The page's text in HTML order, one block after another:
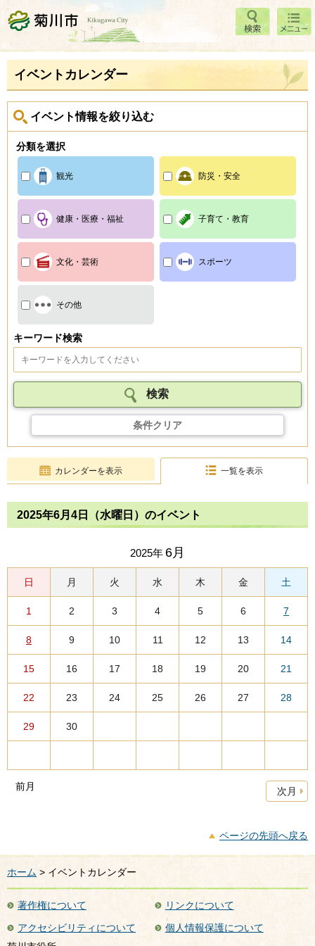
菊川市 検索
メニ
ュー
イベントカレンダー
イベント情報を絞り込む
分類を選択
観光 防災・安全
健康・医療・福祉 子育て・教育
文化・芸術 スポーツ
その他
キーワード検索
条件クリア
カレンダーを表示 一覧を表示
2025年6月4日（水曜日）のイベント
2025年 6月
日 月 火 水 木 金 土
1 2 3 4 5 6 7
8 9 10 11 12 13 14
15 16 17 18 19 20 21
22 23 24 25 26 27 28
29 30
前月 次月
ページの先頭へ戻る
ホーム > イベントカレンダー
著作権について
リンクについて
アクセシビリティについて
個人情報保護について